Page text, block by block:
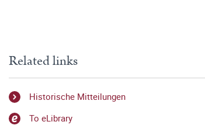
Related links
Historische Mitteilungen
To eLibrary